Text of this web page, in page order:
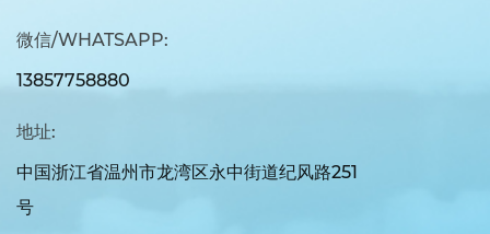
微信/WHATSAPP:
13857758880
地址:
中国浙江省温州市龙湾区永中街道纪风路251
号